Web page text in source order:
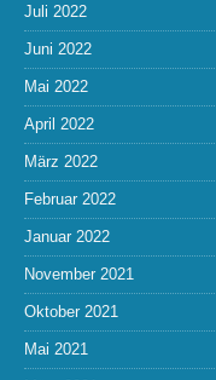
Juli 2022
Juni 2022
Mai 2022
April 2022
März 2022
Februar 2022
Januar 2022
November 2021
Oktober 2021
Mai 2021